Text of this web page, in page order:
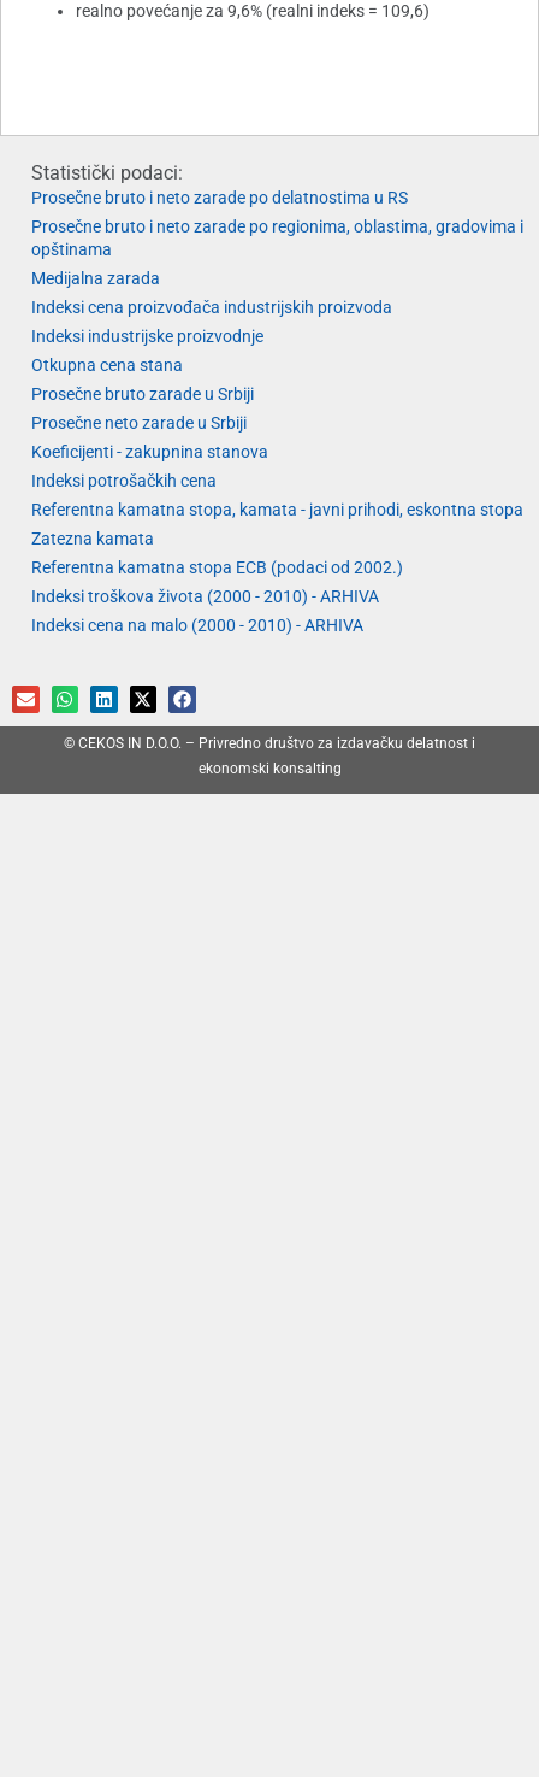
realno povećanje za 9,6% (realni indeks = 109,6)
Statistički podaci:
Prosečne bruto i neto zarade po delatnostima u RS
Prosečne bruto i neto zarade po regionima, oblastima, gradovima i
opštinama
Medijalna zarada
Indeksi cena proizvođača industrijskih proizvoda
Indeksi industrijske proizvodnje
Otkupna cena stana
Prosečne bruto zarade u Srbiji
Prosečne neto zarade u Srbiji
Koeficijenti - zakupnina stanova
Indeksi potrošačkih cena
Referentna kamatna stopa, kamata - javni prihodi, eskontna stopa
Zatezna kamata
Referentna kamatna stopa ECB (podaci od 2002.)
Indeksi troškova života (2000 - 2010) - ARHIVA
Indeksi cena na malo (2000 - 2010) - ARHIVA
© CEKOS IN D.O.O. – Privredno društvo za izdavačku delatnost i
ekonomski konsalting